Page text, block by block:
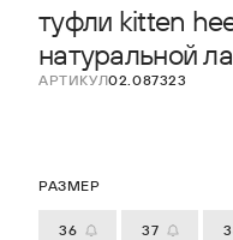
туфли kitten
натуральной
АРТИКУЛ02.087323
РАЗМЕР
36 37